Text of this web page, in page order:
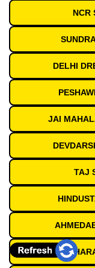
NCR
DELHI
JAI
TAJ